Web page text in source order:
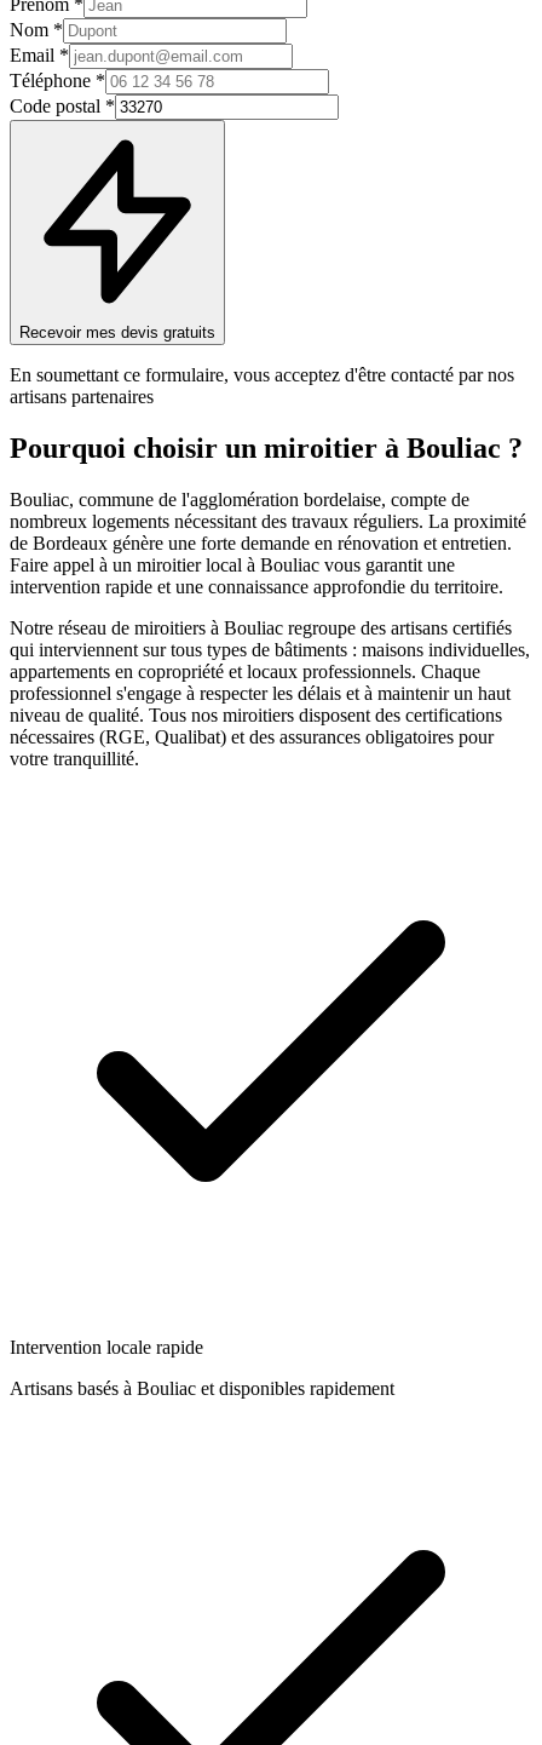
Prénom *
Nom *
Email *
Téléphone *
Code postal *
Recevoir mes devis gratuits
En soumettant ce formulaire, vous acceptez d'être contacté par nos
artisans partenaires
Pourquoi choisir un miroitier à Bouliac ?
Bouliac, commune de l'agglomération bordelaise, compte de
nombreux logements nécessitant des travaux réguliers. La proximité
de Bordeaux génère une forte demande en rénovation et entretien.
Faire appel à un miroitierlocal à Bouliac vous garantit une
intervention rapide et une connaissance approfondie du territoire.
Notre réseau de miroitiers à Bouliac regroupe des artisans certifiés
qui interviennent sur tous types de bâtiments : maisons individuelles,
appartements en copropriété et locaux professionnels. Chaque
professionnel s'engage à respecter les délais et à maintenir un haut
niveau de qualité. Tous nos miroitiers disposent des certifications
nécessaires (RGE, Qualibat) et des assurances obligatoires pour
votre tranquillité.
Intervention locale rapide
Artisans basés à Bouliac et disponibles rapidement